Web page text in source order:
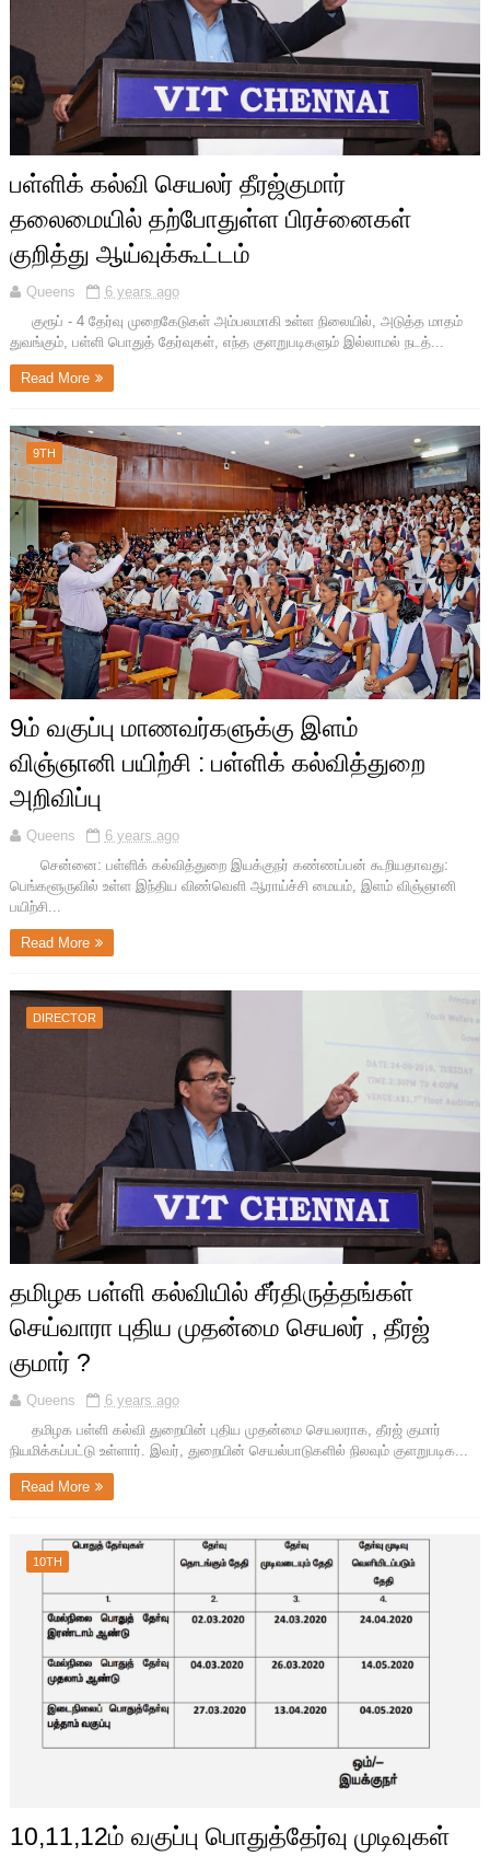
பள்ளிக் கல்வி செயலர் தீரஜ்குமார்
தலைமையில் தற்போதுள்ள பிரச்னைகள்
குறித்து ஆய்வுக்கூட்டம்
Queens
6 years ago
குரூப் - 4 தேர்வு முறைகேடுகள் அம்பலமாகி உள்ள நிலையில், அடுத்த மாதம்
துவங்கும், பள்ளி பொதுத் தேர்வுகள், எந்த குளறுபடிகளும் இல்லாமல் நடத்...
Read More
9TH
9ம் வகுப்பு மாணவர்களுக்கு இளம்
விஞ்ஞானி பயிற்சி : பள்ளிக் கல்வித்துறை
அறிவிப்பு
Queens
6 years ago
சென்னை: பள்ளிக் கல்வித்துறை இயக்குநர் கண்ணப்பன் கூறியதாவது:
பெங்களூருவில் உள்ள இந்திய விண்வெளி ஆராய்ச்சி மையம், இளம் விஞ்ஞானி
பயிற்சி...
Read More
DIRECTOR
தமிழக பள்ளி கல்வியில் சீர்திருத்தங்கள்
செய்வாரா புதிய முதன்மை செயலர் , தீரஜ்
குமார் ?
Queens
6 years ago
தமிழக பள்ளி கல்வி துறையின் புதிய முதன்மை செயலராக, தீரஜ் குமார்
நியமிக்கப்பட்டு உள்ளார். இவர், துறையின் செயல்பாடுகளில் நிலவும் குளறுபடிக...
Read More
10TH
10,11,12ம் வகுப்பு பொதுத்தேர்வு முடிவுகள்